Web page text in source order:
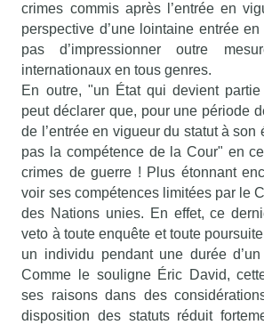
crimes commis après l’entrée en
perspective d’une lointaine entrée
pas d’impressionner outre
internationaux en tous genres.
En outre, "un État qui devient
peut déclarer que, pour une période
de l’entrée en vigueur du statut à son
pas la compétence de la Cour" en
crimes de guerre ! Plus étonnant
voir ses compétences limitées par le
des Nations unies. En effet, ce
veto à toute enquête et toute
un individu pendant une durée
Comme le souligne Éric David,
ses raisons dans des
disposition des statuts réduit